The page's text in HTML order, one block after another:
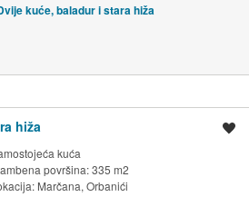
kuće, baladur i stara hiža
hiža
kuća
površina: 335 m2
Marčana, Orbanići